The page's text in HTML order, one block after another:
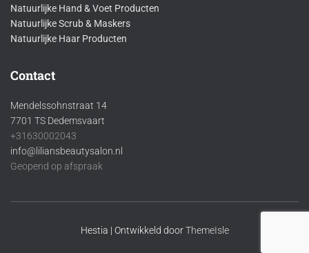
Natuurlijke Hand & Voet Producten
Natuurlijke Scrub & Maskers
Natuurlijke Haar Producten
Contact
Mendelssohnstraat 14
7701 TS Dedemsvaart
+31630002043
info@liliansbeautysalon.nl
Geopend op afspraak
Hestia | Ontwikkeld doorThemeIsle